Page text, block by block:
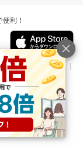
利！
ス情報
利用規約
覧 アプリ一覧